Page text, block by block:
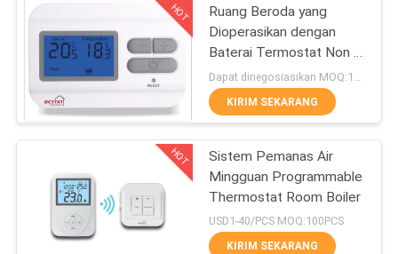
KONTROL
KUALITAS
HUBUNGI
KAMI
PERMINTAAN
PENAWARAN
Ruang nirkabel
termostat
196
227
HOT
Ruang Beroda yang
Dioperasikan dengan
Baterai Termostat Non -
Programmable 16V
KIRIM SEKARANG
HOT
Sistem Pemanas Air
Mingguan Programmable
Thermostat Room Boiler
USD1-40/PCS MOQ:100PCS
KIRIM SEKARANG